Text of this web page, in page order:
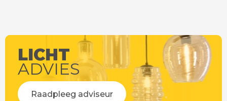
LICHT
ADVIES
Raadpleeg adviseur